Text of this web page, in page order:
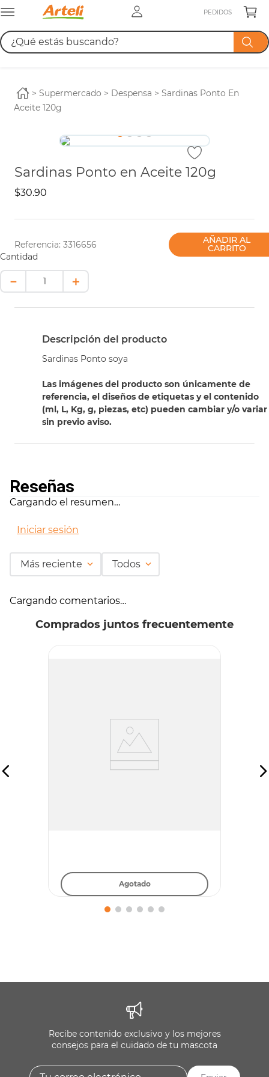
PEDIDOS
¿Qué estás buscando?
1.
leche
2.
cerveza
azucar
supermercado despensa
Sardinas Ponto En
Aceite 120g
Sardinas Ponto en Aceite 120g
$30.90
Referencia: 3316656
Cantidad
＋
－
AÑADIR AL
CARRITO
Descripción del producto
Sardinas Ponto soya
Las imágenes del producto son únicamente de
referencia, el diseños de etiquetas y el contenido
(ml, L, Kg, g, piezas, etc) pueden cambiar y/o variar
sin previo aviso.
Reseñas
Cargando el resumen…
Iniciar sesión
Más reciente Todos
Cargando comentarios…
Comprados juntos frecuentemente
Agotado
Recibe contenido exclusivo y los mejores
consejos para el cuidado de tu mascota